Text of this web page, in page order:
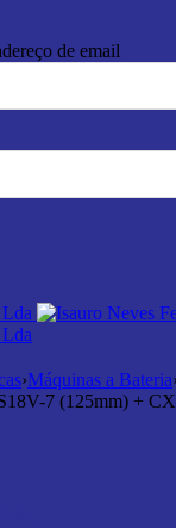
de email
›Máquinas a Bateria
7 (125mm) +